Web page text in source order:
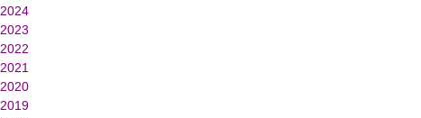
2024
2023
2022
2021
2020
2019